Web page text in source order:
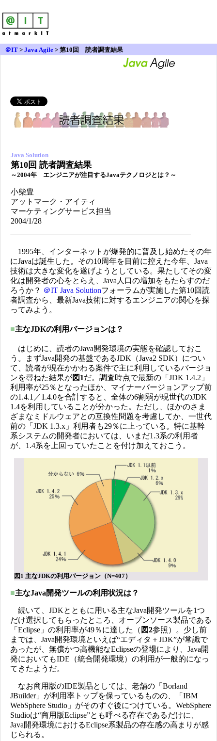
＠IT > Java Agile > 第10回 読者調査結果
Java Solution
第10回 読者調査結果
～2004年 エンジニアが注目するJavaテクノロジとは？～
小柴豊
アットマーク・アイティ
マーケティングサービス担当
2004/1/28
1995年、インターネットが爆発的に普及し始めたその年
にJavaは誕生した。その10周年を目前に控えた今年、Java
技術は大きな変化を遂げようとしている。果たしてその変
化は開発者の心をとらえ、Java人口の増加をもたらすのだ
ろうか？ ＠IT Java Solutionフォーラムが実施した第10回読
者調査から、最新Java技術に対するエンジニアの関心を探
ってみよう。
■主なJDKの利用バージョンは？
はじめに、読者のJava開発環境の実態を確認しておこ
う。まずJava開発の基盤であるJDK（Java2 SDK）につい
て、読者が現在かかわる案件で主に利用しているバージョ
ンを尋ねた結果が図1だ。調査時点で最新の「JDK 1.4.2」
利用率が25％となったほか、マイナーバージョンアップ前
の1.4.1／1.4.0を合計すると、全体の6割弱が現世代のJDK
1.4を利用していることが分かった。ただし、ほかのさま
ざまなミドルウェアとの互換性問題を考慮してか、一世代
前の「JDK 1.3.x」利用者も29％に上っている。特に基幹
系システムの開発者においては、いまだ1.3系の利用者
が、1.4系を上回っていたことを付け加えておこう。
図1 主なJDKの利用バージョン（N=407）
■主なJava開発ツールの利用状況は？
続いて、JDKとともに用いる主なJava開発ツールを1つ
だけ選択してもらったところ、オープンソース製品である
「Eclipse」の利用率が49％に達した（ 図2参照）。少し前
までは、Java開発環境といえば“エディタ＋JDK”が常識で
あったが、無償かつ高機能なEclipseの登場により、Java開
発においてもIDE（統合開発環境）の利用が一般的になっ
てきたようだ。
なお商用版のIDE製品としては、老舗の「Borland
JBuilder」が利用率トップを保っているものの、「IBM
WebSphere Studio」がそのすぐ後につけている。WebSphere
Studioは“商用版Eclipse”とも呼べる存在であるだけに、
Java開発環境におけるEclipse系製品の存在感の高まりが感
じられる。